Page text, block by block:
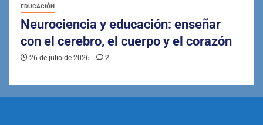
EDUCACIÓN
Neurociencia y educación: enseñar
con el cerebro, el cuerpo y el corazón
26 de julio de 2026 2